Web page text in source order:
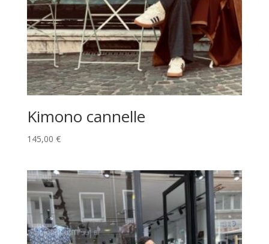
Kimono cannelle
145,00 €